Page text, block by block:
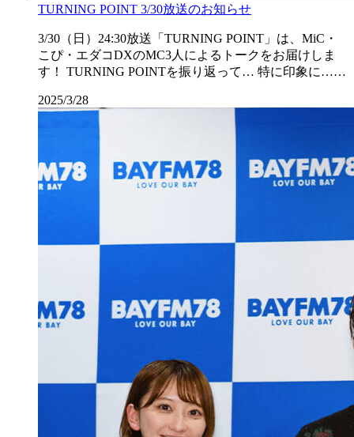
TURNING POINT 3/30放送のお知らせ
3/30（日）24:30放送「TURNING POINT」は、MiC・
こぴ・エダコDXのMC3人によるトークをお届けしま
す！ TURNING POINTを振り返って… 特に印象に……
2025/3/28